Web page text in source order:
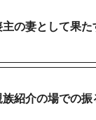
の妻として果た
紹介の場での振